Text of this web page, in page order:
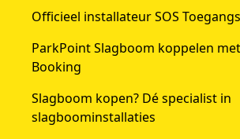
Officieel installateur SOS
ParkPoint Slagboom koppelen
Booking
Slagboom kopen? Dé specialist in
slagboominstallaties